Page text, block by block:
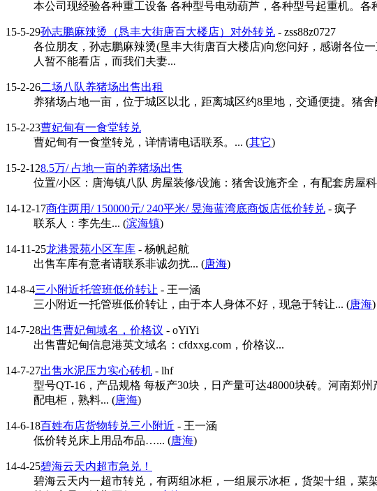
本公司现经验各种重工设备 各种型号电动葫芦，各种型号起重机。
15-5-29孙志鹏麻辣烫（恳丰大街唐百大楼店）对外转兑 - zss88z0727
各位朋友，孙志鹏麻辣烫(垦丰大街唐百大楼店)向您问好，感谢各位
人暂不能看店，而我们夫妻...
15-2-26二场八队养猪场出售出租
养猪场占地一亩，位于城区以北，距离城区约8里地，交通便捷。猪
15-2-23曹妃甸有一食堂转兑
曹妃甸有一食堂转兑，详情请电话联系。... (其它)
15-2-128.5万/ 占地一亩的养猪场出售
位置/小区：唐海镇八队 房屋装修/设施：猪舍设施齐全，有配套房屋
14-12-17商住两用/ 150000元/ 240平米/ 昱海蓝湾底商饭店低价转兑 - 疯子
联系人：李先生... (滨海镇)
14-11-25龙港景苑小区车库 - 杨帆起航
出售车库有意者请联系非诚勿扰... (唐海)
14-8-4三小附近托管班低价转让 - 王一涵
三小附近一托管班低价转让，由于本人身体不好，现急于转让... (唐海)
14-7-28出售曹妃甸域名，价格议 - oYiYi
出售曹妃甸信息港英文域名：cfdxxg.com，价格议...
14-7-27出售水泥压力实心砖机 - lhf
型号QT-16，产品规格 每板产30块，日产量可达48000块砖。河南郑
配电柜，熟料... (唐海)
14-6-18百姓布店货物转兑三小附近 - 王一涵
低价转兑床上用品布品…... (唐海)
14-4-25碧海云天内超市急兑！
碧海云天内一超市转兑，有两组冰柜，一组展示冰柜，货架十组，